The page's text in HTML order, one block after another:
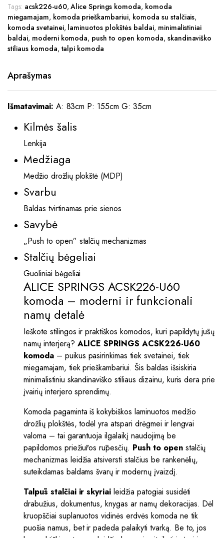
Tags: acsk226-u60,Alice Springs komoda, komoda
miegamajam, komoda prieškambariui, komoda su stalčiais,
komoda svetainei, laminuotos plokštės baldai, minimalistiniai
baldai, moderni komoda, push to open komoda, skandinaviško
stiliaus komoda, talpi komoda
Aprašymas
Išmatavimai: A: 83cm P: 155cm G: 35cm
Kilmės šalis
Lenkija
Medžiaga
Medžio drožlių plokštė (MDP)
Svarbu
Baldas tvirtinamas prie sienos
Savybė
„Push to open” stalčių mechanizmas
Stalčių bėgeliai
Guoliniai bėgeliai
ALICE SPRINGS ACSK226-U60
komoda – moderni ir funkcionali
namų detalė
Ieškote stilingos ir praktiškos komodos, kuri papildytų jūsų
namų interjerą? ALICE SPRINGS ACSK226-U60
komoda– puikus pasirinkimas tiek svetainei, tiek
miegamajam, tiek prieškambariui. Šis baldas išsiskiria
minimalistiniu skandinaviško stiliaus dizainu, kuris dera prie
įvairių interjero sprendimų.
Komoda pagaminta iš kokybiškos laminuotos medžio
drožlių plokštės, todėl yra atspari drėgmei ir lengvai
valoma – tai garantuoja ilgalaikį naudojimą be
papildomos priežiūros rūpesčių. Push to openstalčių
mechanizmas leidžia atsiversti stalčius be rankenėlių,
suteikdamas baldams švarų ir modernų įvaizdį.
Talpūs stalčiai ir skyriai leidžia patogiai susidėti
drabužius, dokumentus, knygas ar namų dekoracijas. Dėl
kruopščiai suplanuotos vidinės erdvės komoda ne tik
puošia namus, bet ir padeda palaikyti tvarką. Be to, jos